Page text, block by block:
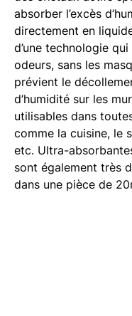
absorber l’excès
directement en
d’une technologie
odeurs, sans les
prévient le
d’humidité sur les
utilisables dans
comme la cuisine, le
etc. Ultra-
sont également très
dans une pièce de